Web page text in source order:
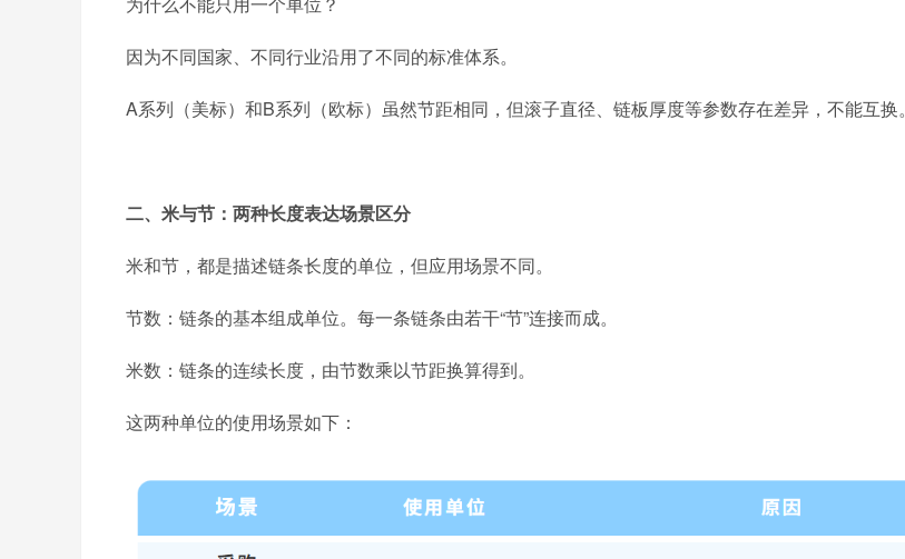
因为不同国家、不同行业沿用了不同的标准体系。
A系列（美标）和B系列（欧标）虽然节距相同，但滚子直径、链板厚度等参数存在差异，不能互换。
二、米与节：两种长度表达场景区分
米和节，都是描述链条长度的单位，但应用场景不同。
节数：链条的基本组成单位。每一条链条由若干“节”连接而成。
米数：链条的连续长度，由节数乘以节距换算得到。
这两种单位的使用场景如下：